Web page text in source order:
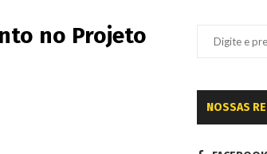
no Projeto
NOSSAS